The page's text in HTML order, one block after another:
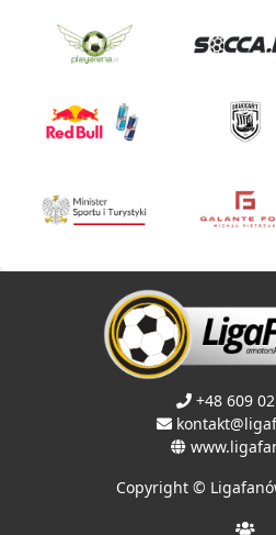
+48 609
Copyright ©